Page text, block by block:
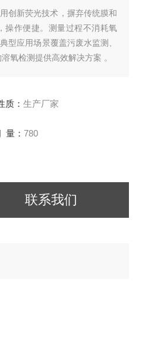
创新荧光技术，摒弃传统膜和
操作便捷。测量过程不消耗氧
型应用场景覆盖污废水监测、
氧检测提供高效解决方案 。
质： 生产厂家
量： 780
联系我们